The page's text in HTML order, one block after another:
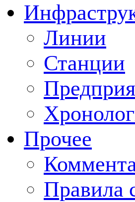
Линии
Станции
Прочее
Правила